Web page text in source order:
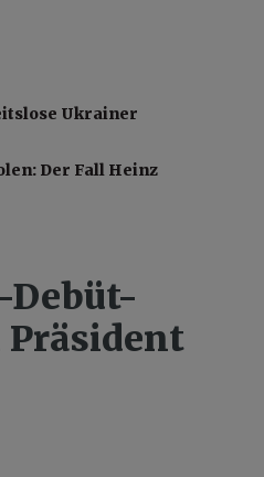
Ukrainer
Der Fall Heinz
Debüt-